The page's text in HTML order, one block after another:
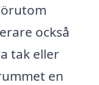
också
tak eller
en